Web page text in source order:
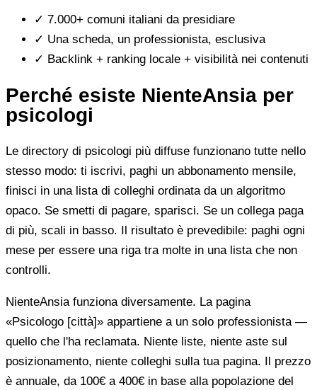
✓ 7.000+ comuni italiani da presidiare
✓ Una scheda, un professionista, esclusiva
✓ Backlink + ranking locale + visibilità nei contenuti
Perché esiste NienteAnsia per
psicologi
Le directory di psicologi più diffuse funzionano tutte nello
stesso modo: ti iscrivi, paghi un abbonamento mensile,
finisci in una lista di colleghi ordinata da un algoritmo
opaco. Se smetti di pagare, sparisci. Se un collega paga
di più, scali in basso. Il risultato è prevedibile: paghi ogni
mese per essere una riga tra molte in una lista che non
controlli.
NienteAnsia funziona diversamente. La pagina
«Psicologo [città]» appartiene a un solo professionista —
quello che l'ha reclamata. Niente liste, niente aste sul
posizionamento, niente colleghi sulla tua pagina. Il prezzo
è annuale, da 100€ a 400€ in base alla popolazione del